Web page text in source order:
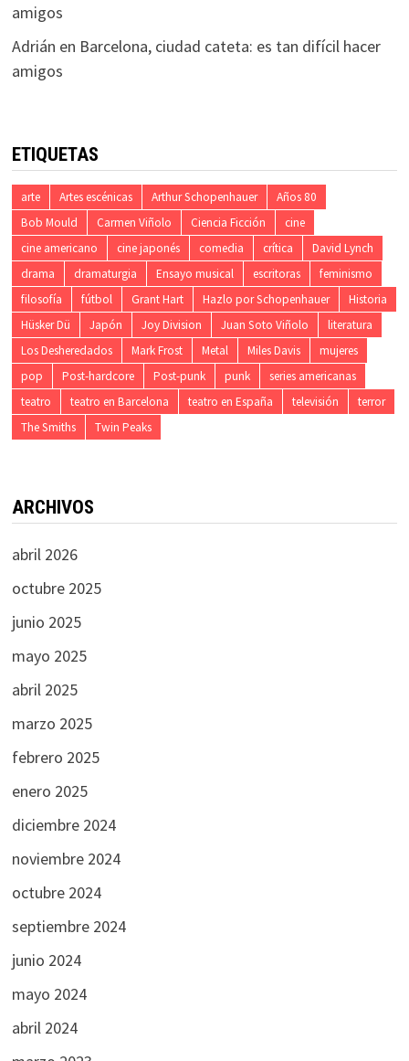
amigos
Adrián en Barcelona, ciudad cateta: es tan difícil hacer
amigos
ETIQUETAS
arte Artes escénicas Arthur Schopenhauer
Años 80
Bob Mould
Carmen Viñolo Ciencia Ficción
cine
cine americano
cine japonés comedia crítica
David Lynch
drama
dramaturgia Ensayo musical escritoras
feminismo
filosofía
fútbol Grant Hart Hazlo por Schopenhauer
Historia
Hüsker Dü
Japón Joy Division Juan Soto Viñolo
literatura
Los Desheredados
Mark Frost Metal Miles Davis
mujeres
pop
Post-hardcore Post-punk punk
series americanas
teatro
teatro en Barcelona teatro en España televisión
terror
The Smiths
Twin Peaks
ARCHIVOS
abril 2026
octubre 2025
junio 2025
mayo 2025
abril 2025
marzo 2025
febrero 2025
enero 2025
diciembre 2024
noviembre 2024
octubre 2024
septiembre 2024
junio 2024
mayo 2024
abril 2024